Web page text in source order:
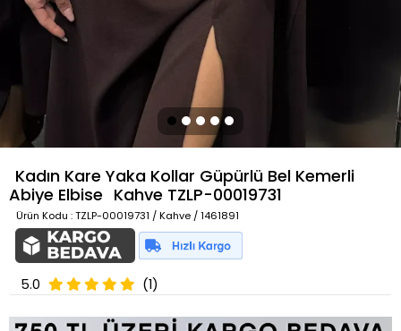
Kadın Kare Yaka Kollar Güpürlü Bel Kemerli
Abiye Elbise Kahve TZLP-00019731
Ürün Kodu : TZLP-00019731 / Kahve / 1461891
5.0 (1)